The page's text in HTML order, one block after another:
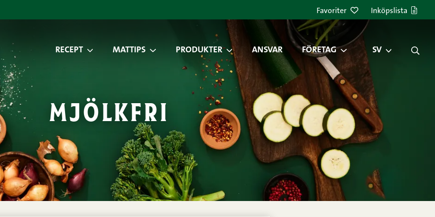
Favoriter Inköpslista
RECEPT MATTIPS PRODUKTER ANSVAR FÖRETAG SV
mjölkfri